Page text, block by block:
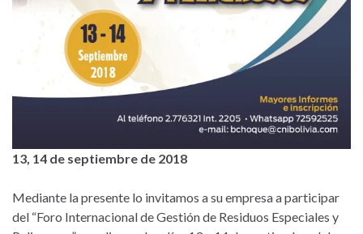
13, 14 de septiembre de 2018
Mediante la presente lo invitamos a su empresa a participar
del “Foro Internacional de Gestión de Residuos Especiales y